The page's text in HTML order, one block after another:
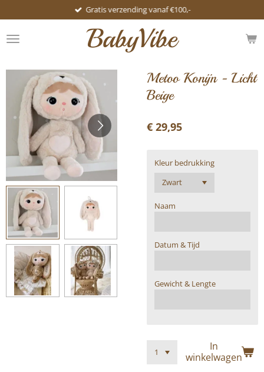
direct
naar
de
BabyVibe
Gratis verzending vanaf €100,-
Metoo Konijn - Licht
Beige
€ 29,95
Kleur bedrukking
Naam
Datum & Tijd
Gewicht & Lengte
In
winkelwagen